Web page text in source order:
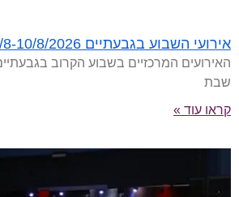
אירועי השבוע בגבעתיים 3/8-10/8/2026
האירועים המרכזיים בשבוע הקרוב
שבת
קראו עוד »